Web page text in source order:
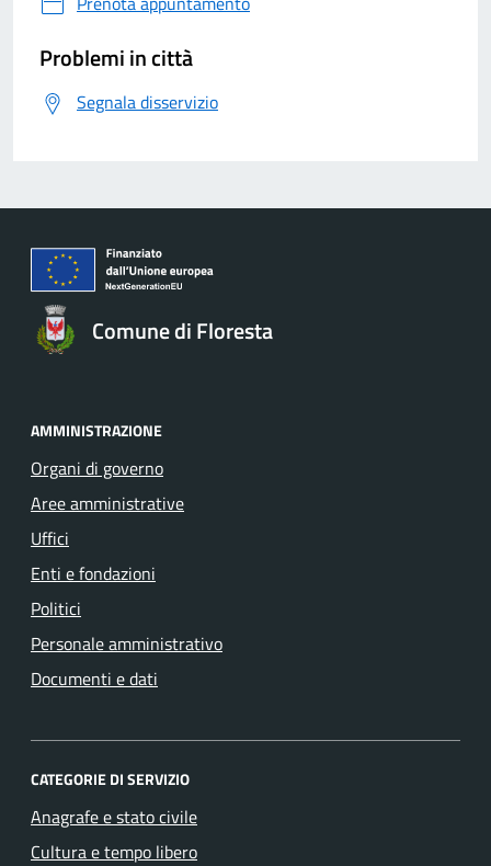
Problemi in città
Segnala disservizio
Comune di Floresta
AMMINISTRAZIONE
Organi di governo
Aree amministrative
Uffici
Enti e fondazioni
Politici
Personale amministrativo
Documenti e dati
CATEGORIE DI SERVIZIO
Anagrafe e stato civile
Cultura e tempo libero